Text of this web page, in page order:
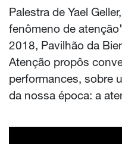
Palestra de Yael
fenômeno de
2018, Pavilhão da
Atenção propôs
performances, sobre
da nossa época: a